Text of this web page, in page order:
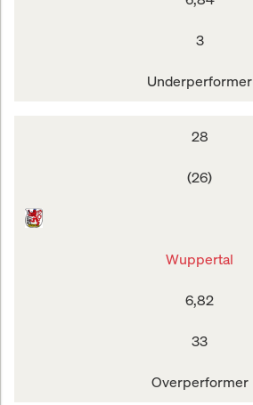
3
Underperformer
28
(26)
Wuppertal
6,82
33
Overperformer